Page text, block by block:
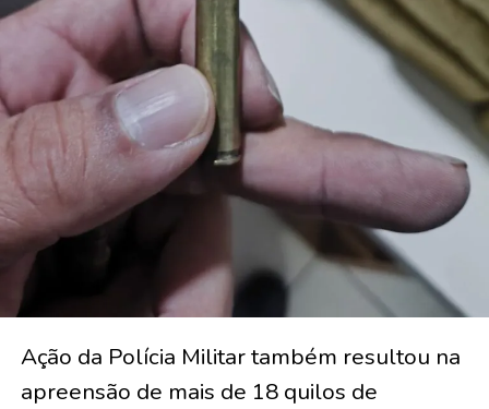
Ação da Polícia Militar também resultou na
apreensão de mais de 18 quilos de